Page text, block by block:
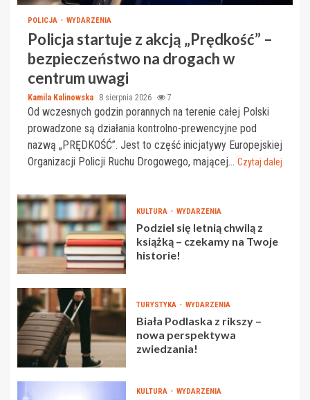
POLICJA WYDARZENIA
Policja startuje z akcją „Prędkość” –
bezpieczeństwo na drogach w
centrum uwagi
Kamila Kalinowska 8 sierpnia 2026 7
Od wczesnych godzin porannych na terenie całej Polski
prowadzone są działania kontrolno-prewencyjne pod
nazwą „PRĘDKOŚĆ”. Jest to część inicjatywy Europejskiej
Organizacji Policji Ruchu Drogowego, mającej... Czytaj dalej
KULTURA WYDARZENIA
Podziel się letnią chwilą z
książką – czekamy na Twoje
historie!
TURYSTYKA WYDARZENIA
Biała Podlaska z rikszy –
nowa perspektywa
zwiedzania!
KULTURA WYDARZENIA